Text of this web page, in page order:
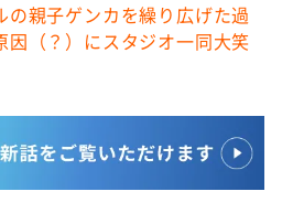
の親子ゲンカを繰り広げた過
（？）にスタジオ一同大笑